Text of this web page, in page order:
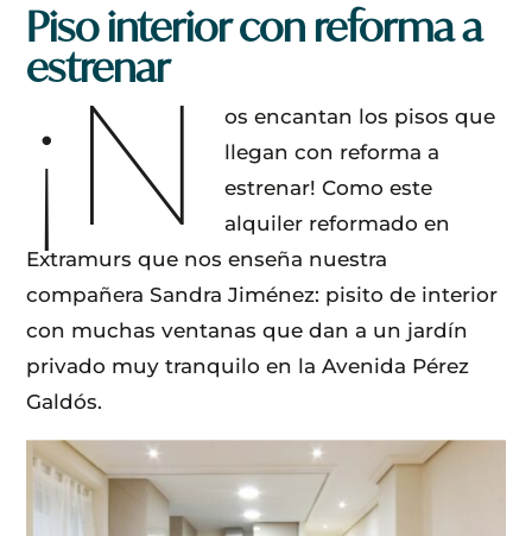
Piso interior con reforma a
estrenar
¡N
os encantan los pisos que
llegan con reforma a
estrenar! Como este
alquiler reformado en
Extramurs que nos enseña nuestra
compañera Sandra Jiménez: pisito de interior
con muchas ventanas que dan a un jardín
privado muy tranquilo en la Avenida Pérez
Galdós.